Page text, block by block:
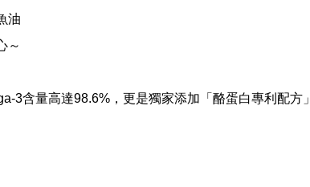
油
～
3含量高達98.6%，更是獨家添加「酪蛋白專利配方」